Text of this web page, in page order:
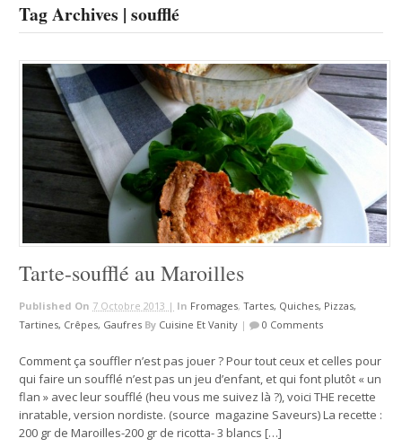
Tag Archives | soufflé
Tarte-soufflé au Maroilles
Published On 7 Octobre 2013 | In Fromages,Tartes, Quiches, Pizzas,
Tartines, Crêpes, Gaufres By Cuisine Et Vanity | 0 Comments
Comment ça souffler n’est pas jouer ? Pour tout ceux et celles pour
qui faire un soufflé n’est pas un jeu d’enfant, et qui font plutôt « un
flan » avec leur soufflé (heu vous me suivez là ?), voici THE recette
inratable, version nordiste. (source magazine Saveurs) La recette :
200 gr de Maroilles-200 gr de ricotta- 3 blancs […]